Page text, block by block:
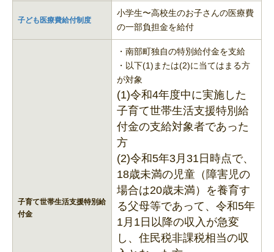
子ども医療費給付制度
小学生〜高校生のお子さんの医療費
の一部負担金を給付
子育て世帯生活支援特別給
付金
・南部町独自の特別給付金を支給
・以下(1)または(2)に当てはまる方
が対象
(1)令和4年度中に実施した
子育て世帯生活支援特別給
付金の支給対象者であった
方
(2)令和5年3月31日時点で、
18歳未満の児童（障害児の
場合は20歳未満）を養育す
る父母等であって、令和5年
1月1日以降の収入が急変
し、住民税非課税相当の収